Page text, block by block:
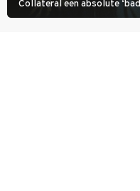
Collateral een absolute
Cruise) heeft hem nodig